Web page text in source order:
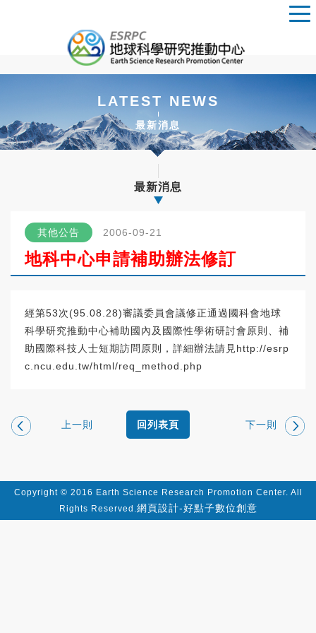
LATEST NEWS
最新消息
最新消息
其他公告 2006-09-21
地科中心申請補助辦法修訂
經第53次(95.08.28)審議委員會議修正通過國科會地球
科學研究推動中心補助國內及國際性學術研討會原則、補
助國際科技人士短期訪問原則，詳細辦法請見http://esrp
c.ncu.edu.tw/html/req_method.php
上一則 下一則
回列表頁
Copyright © 2016 Earth Science Research Promotion Center. All
Rights Reserved.網頁設計-好點子數位創意